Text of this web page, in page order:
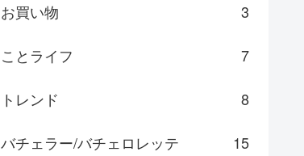
お買い物 3
ことライフ 7
トレンド 8
バチェラー/バチェロレッテ 15